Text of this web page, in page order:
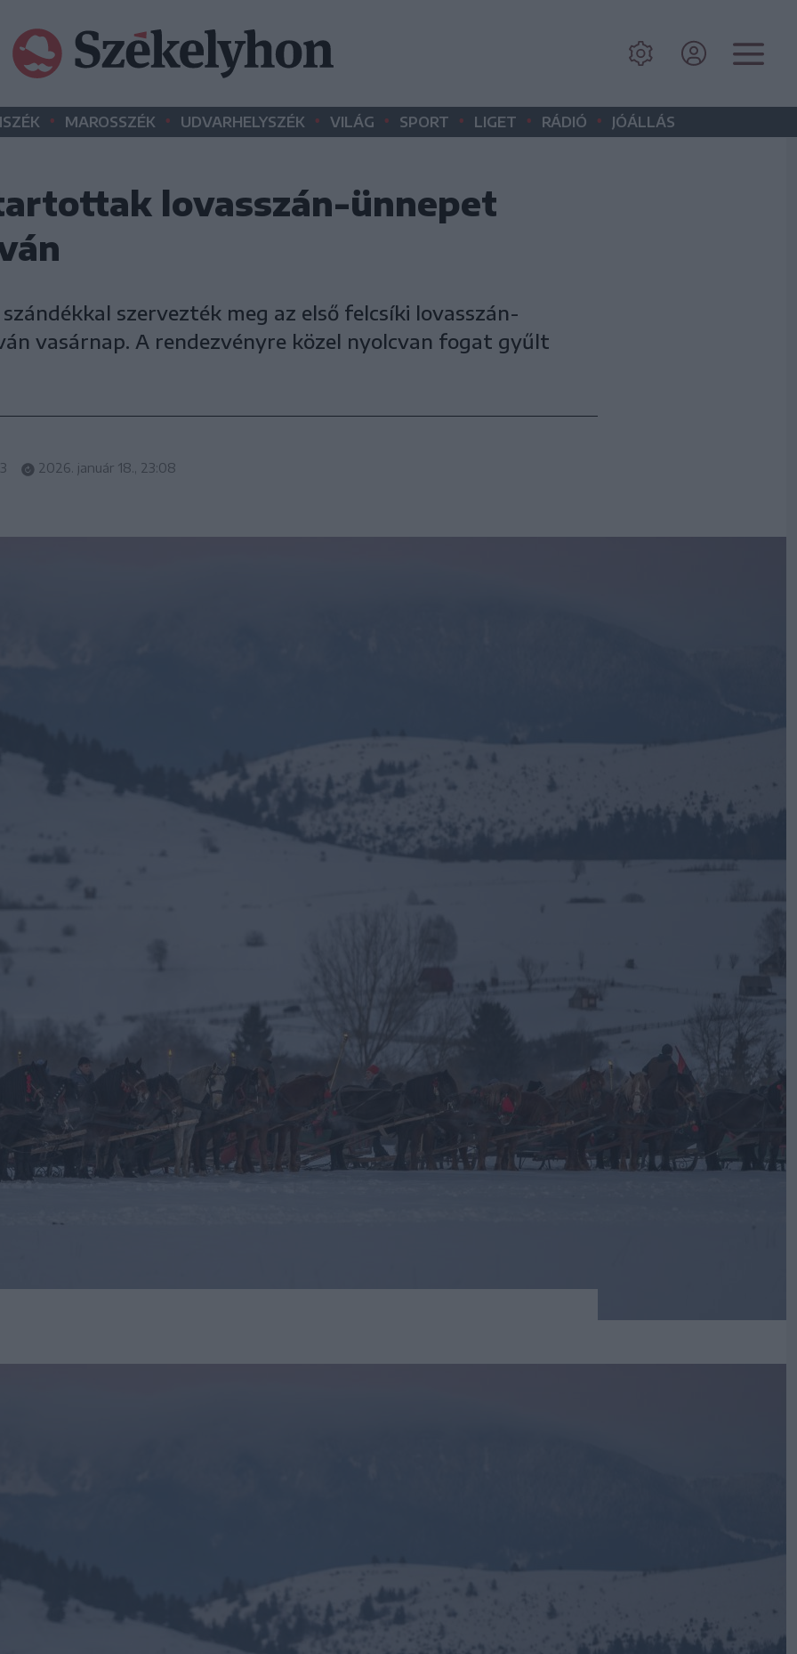
• MAROSSZÉK • UDVARHELYSZÉK • VILÁG • SPORT • LIGET • RÁDIÓ • JÓÁLLÁS
lovasszán-ünnepet
szervezték meg az első felcsíki lovasszán-
vasárnap. A rendezvényre közel nyolcvan fogat gyűlt
2026. január 18., 23:08